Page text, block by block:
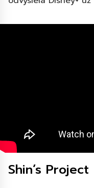
Shin’s Project